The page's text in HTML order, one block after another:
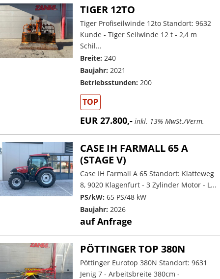
TIGER 12TO
Tiger Profiseilwinde 12to Standort: 9632
Kunde - Tiger Seilwinde 12 t - 2,4 m
Schil...
Breite: 240
Baujahr: 2021
Betriebsstunden: 200
TOP
EUR 27.800,- inkl. 13% MwSt./Verm.
CASE IH FARMALL 65 A
(STAGE V)
Case IH Farmall A 65 Standort: Klatteweg
8, 9020 Klagenfurt - 3 Zylinder Motor - L...
PS/kW: 65 PS/48 kW
Baujahr: 2026
auf Anfrage
PÖTTINGER TOP 380N
Pöttinger Eurotop 380N Standort: 9631
Jenig 7 - Arbeitsbreite 380cm -